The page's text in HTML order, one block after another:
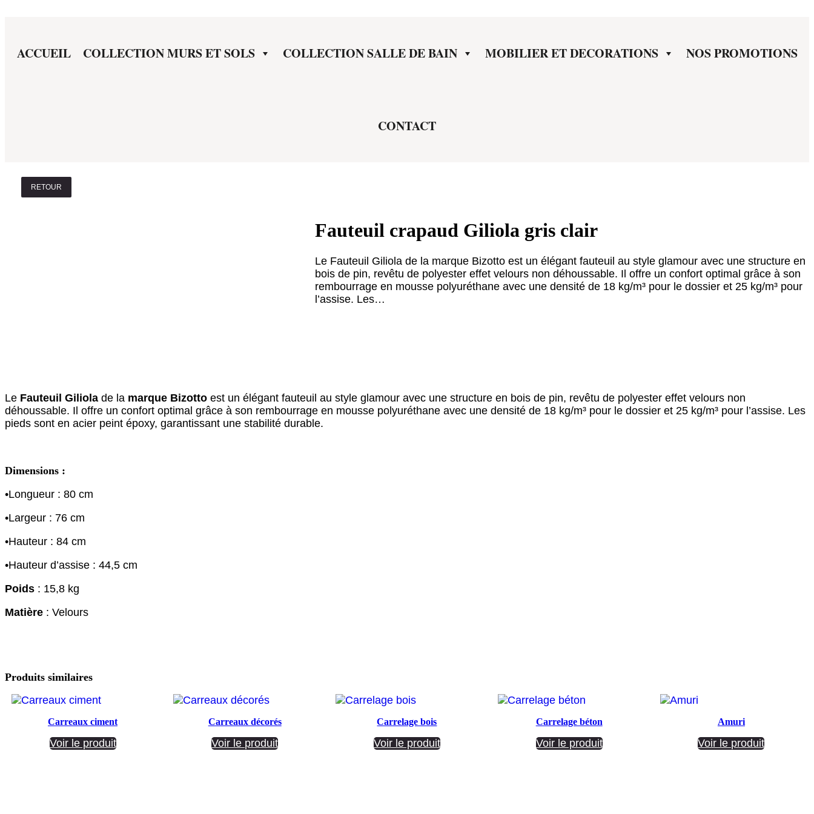
ACCUEIL COLLECTION MURS ET SOLS COLLECTION SALLE DE BAIN MOBILIER ET DECORATIONS NOS PROMOTIONS
CONTACT
RETOUR
Fauteuil crapaud Giliola gris clair
Le Fauteuil Giliola de la marque Bizotto est un élégant fauteuil au style glamour avec une structure en
bois de pin, revêtu de polyester effet velours non déhoussable. Il offre un confort optimal grâce à son
rembourrage en mousse polyuréthane avec une densité de 18 kg/m³ pour le dossier et 25 kg/m³ pour
l’assise. Les…
Le Fauteuil Giliola de la marque Bizotto est un élégant fauteuil au style glamour avec une structure en bois de pin, revêtu de polyester effet velours non
déhoussable. Il offre un confort optimal grâce à son rembourrage en mousse polyuréthane avec une densité de 18 kg/m³ pour le dossier et 25 kg/m³ pour l’assise. Les
pieds sont en acier peint époxy, garantissant une stabilité durable.
Dimensions :
•Longueur : 80 cm
•Largeur : 76 cm
•Hauteur : 84 cm
•Hauteur d’assise : 44,5 cm
Poids : 15,8 kg
Matière : Velours
Produits similaires
Carreaux ciment
Voir le produit
Carreaux décorés
Voir le produit
Carrelage bois
Voir le produit
Carrelage béton
Voir le produit
Amuri
Voir le produit